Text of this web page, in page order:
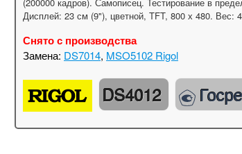
Дисплей: 23 см (9"), цветной, TFT, 800 х 480. Вес:
Снято с производства
Замена: DS7014, MSO5102 Rigol
DS4012